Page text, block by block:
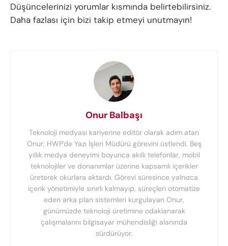
Düşüncelerinizi yorumlar kısmında belirtebilirsiniz.
Daha fazlası için bizi takip etmeyi unutmayın!
Onur Balbaşı
Teknoloji medyası kariyerine editör olarak adım atan
Onur, HWP'de Yazı İşleri Müdürü görevini üstlendi. Beş
yıllık medya deneyimi boyunca akıllı telefonlar, mobil
teknolojiler ve donanımlar üzerine kapsamlı içerikler
üreterek okurlara aktardı. Görevi süresince yalnızca
içerik yönetimiyle sınırlı kalmayıp, süreçleri otomatize
eden arka plan sistemleri kurgulayan Onur,
günümüzde teknoloji üretimine odaklanarak
çalışmalarını bilgisayar mühendisliği alanında
sürdürüyor.